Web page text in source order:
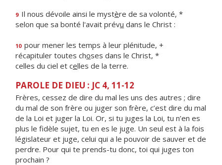
9 Il nous dévoile ainsi le mystère de sa volonté, *
selon que sa bonté l'avait prévu dans le Christ :
10 pour mener les temps à leur plénitude, +
récapituler toutes choses dans le Christ, *
celles du ciel et celles de la terre.
PAROLE DE DIEU : JC 4, 11-12
Frères, cessez de dire du mal les uns des autres ; dire
du mal de son frère ou juger son frère, c’est dire du mal
de la Loi et juger la Loi. Or, si tu juges la Loi, tu n’en es
plus le fidèle sujet, tu en es le juge. Un seul est à la fois
législateur et juge, celui qui a le pouvoir de sauver et de
perdre. Pour qui te prends-tu donc, toi qui juges ton
prochain ?